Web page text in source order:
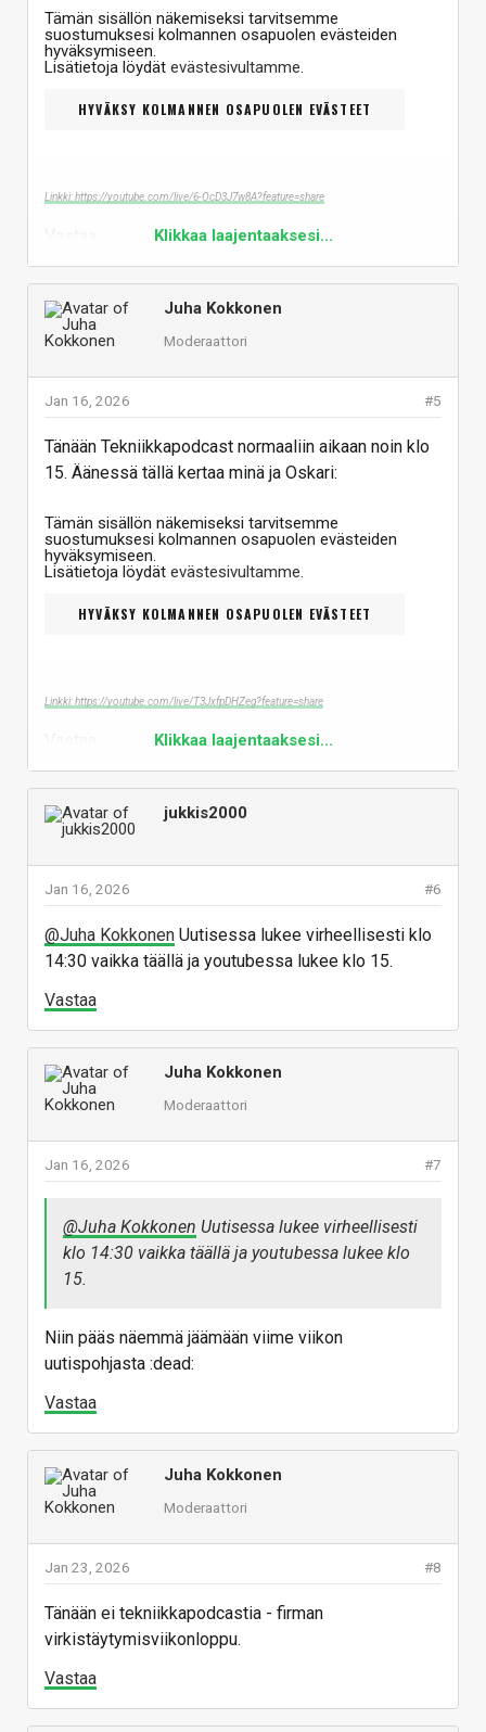
Tämän sisällön näkemiseksi tarvitsemme
suostumuksesi kolmannen osapuolen evästeiden
hyväksymiseen.
Lisätietoja löydät evästesivultamme
HYVÄKSY KOLMANNEN OSAPUOLEN EVÄSTEET
Linkki: https://youtube.com/live/6-OcD3J7w8A?feature=share
Klikkaa laajentaaksesi...
Juha Kokkonen
Moderaattori
#5
Jan 16, 2026
Tänään Tekniikkapodcast normaaliin aikaan noin klo
15. Äänessä tällä kertaa minä ja Oskari:
Tämän sisällön näkemiseksi tarvitsemme
suostumuksesi kolmannen osapuolen evästeiden
hyväksymiseen.
Lisätietoja löydät evästesivultamme
HYVÄKSY KOLMANNEN OSAPUOLEN EVÄSTEET
Linkki: https://youtube.com/live/T3JxfpDHZeg?feature=share
Klikkaa laajentaaksesi...
jukkis2000
#6
Jan 16, 2026
@Juha Kokkonen Uutisessa lukee virheellisesti klo
14:30 vaikka täällä ja youtubessa lukee klo 15.
Vastaa
Juha Kokkonen
Moderaattori
#7
Jan 16, 2026
@Juha Kokkonen Uutisessa lukee virheellisesti
klo 14:30 vaikka täällä ja youtubessa lukee klo
15.
Niin pääs näemmä jäämään viime viikon
uutispohjasta :dead:
Vastaa
Juha Kokkonen
Moderaattori
#8
Jan 23, 2026
Tänään ei tekniikkapodcastia - firman
virkistäytymisviikonloppu.
Vastaa